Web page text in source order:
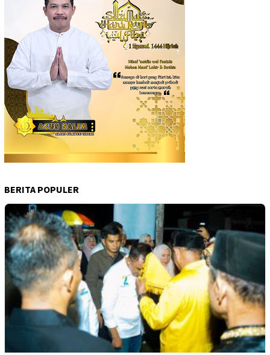
BERITA POPULER